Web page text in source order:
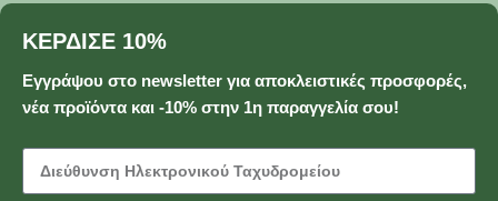
ΚΕΡΔΙΣΕ 10%
Εγγράψου στο newsletter για αποκλειστικές προσφορές,
νέα προϊόντα και -10% στην 1η παραγγελία σου!